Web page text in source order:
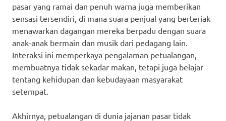
pasar yang ramai dan penuh warna juga memberikan
sensasi tersendiri, di mana suara penjual yang berteriak
menawarkan dagangan mereka berpadu dengan suara
anak-anak bermain dan musik dari pedagang lain.
Interaksi ini memperkaya pengalaman petualangan,
membuatnya tidak sekadar makan, tetapi juga belajar
tentang kehidupan dan kebudayaan masyarakat
setempat.
Akhirnya, petualangan di dunia jajanan pasar tidak